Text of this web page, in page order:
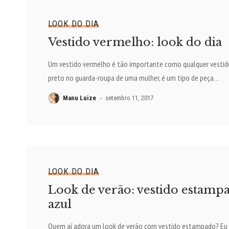
LOOK DO DIA
Vestido vermelho: look do dia
Um vestido vermelho é tão importante como qualquer
preto no guarda-roupa de uma mulher, é um tipo de peça…
Manu Luize setembro 11, 2017
LOOK DO DIA
Look de verão: vestido
azul
Quem aí adora um look de verão com vestido estampado? Eu